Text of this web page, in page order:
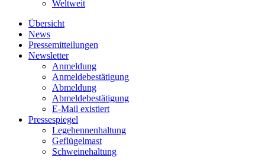
Weltweit
Übersicht
News
Pressemitteilungen
Newsletter
Anmeldung
Anmeldebestätigung
Abmeldung
Abmeldebestätigung
E-Mail existiert
Pressespiegel
Legehennenhaltung
Geflügelmast
Schweinehaltung